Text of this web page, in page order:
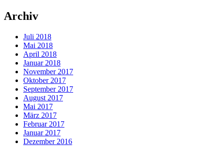
Archiv
Juli 2018
Mai 2018
April 2018
Januar 2018
November 2017
Oktober 2017
September 2017
August 2017
Mai 2017
März 2017
Februar 2017
Januar 2017
Dezember 2016